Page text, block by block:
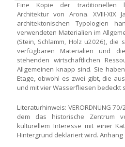
Eine Kopie der traditionellen
Architektur von Arona. XVIII-XIX
architektonischen Typologien
verwendeten Materialien im
(Stein, Schlamm, Holz u2026), die
verfügbaren Materialien und
stehenden wirtschaftlichen
Allgemeinen knapp sind. Sie
Etage, obwohl es zwei gibt, die
und mit vier Wasserfliesen bedeckt
Literaturhinweis: VERORDNUNG
dem das historische Zentrum
kulturellem Interesse mit einer
Hintergrund deklariert wird. Anhang